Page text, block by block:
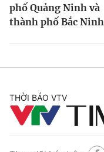
phố Quảng Ninh và
thành phố Bắc Ninh
THỜI BÁO VTV